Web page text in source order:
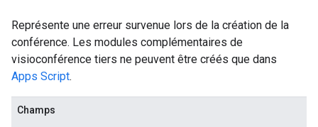
Représente une erreur survenue lors de la création de la
conférence. Les modules complémentaires de
visioconférence tiers ne peuvent être créés que dans
Apps Script.
Champs